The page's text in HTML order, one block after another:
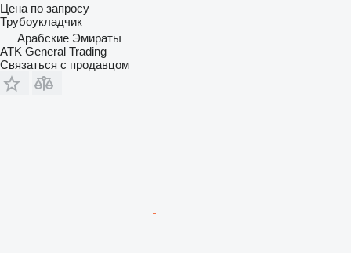
Цена по запросу
Трубоукладчик
Арабские Эмираты
ATK General Trading
Связаться с продавцом